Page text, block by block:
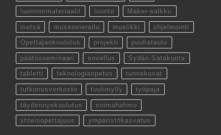
luonnonmateriaalit luonto Maker-salkku
metsä museovierailu musiikki ohjelmointi
Opettajankoulutus projekti puuhataulu
päätösseminaari sovellus Sydän-Satakunta
tabletti teknologiaopetus tunnekuvat
tutkimusverkosto tuulimylly työpaja
täydennyskoulutus voimahahmo
yhteisopettajuus ympäristökasvatus